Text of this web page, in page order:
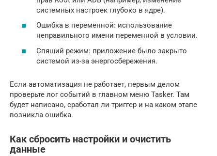
системных настроек глубоко в ядре).
Ошибка в переменной: использование
неправильного имени переменной в условии.
Спящий режим: приложение было закрыто
системой из-за энергосбережения.
Если автоматизация не работает, первым делом
проверьте лог событий в главном меню Tasker. Там
будет написано, сработал ли триггер и на каком этапе
возникла ошибка.
Как сбросить настройки и очистить
данные